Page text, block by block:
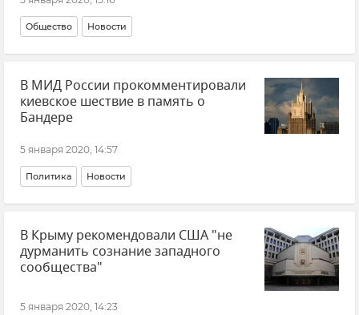
Общество Новости
В МИД России прокомментировали
киевское шествие в память о
Бандере
5 января 2020, 14:57
Политика Новости
В Крыму рекомендовали США "не
дурманить сознание западного
сообщества"
5 января 2020, 14:23